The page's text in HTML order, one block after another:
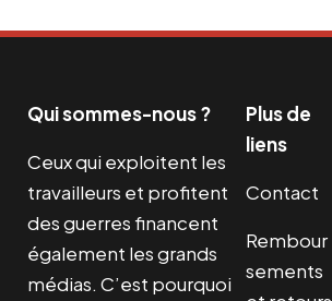
Qui sommes-nous ?
Ceux qui exploitent les
travailleurs et profitent
des guerres financent
également les grands
médias. C’est pourquoi
Plus de
liens
Contact
Rembour
sements